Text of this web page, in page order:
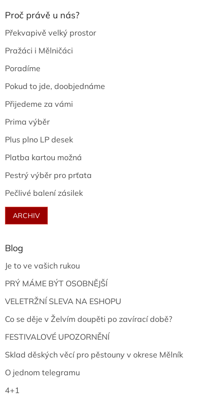
Proč právě u nás?
Překvapivě velký prostor
Pražáci i Mělničáci
Poradíme
Pokud to jde, doobjednáme
Přijedeme za vámi
Prima výběr
Plus plno LP desek
Platba kartou možná
Pestrý výběr pro prťata
Pečlivé balení zásilek
ARCHIV
Blog
Je to ve vašich rukou
PRÝ MÁME BÝT OSOBNĚJŠÍ
VELETRŽNÍ SLEVA NA ESHOPU
Co se děje v Želvím doupěti po zavírací době?
FESTIVALOVÉ UPOZORNĚNÍ
Sklad děských věcí pro pěstouny v okrese Mělník
O jednom telegramu
4+1